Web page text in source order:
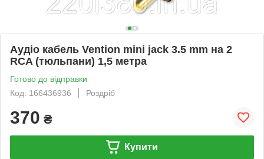
Аудіо кабель Vention mini jack 3.5 mm на 2
RCA (тюльпани) 1,5 метра
Готово до відправки
Код: 166436936
Роздріб
370 ₴
Купити